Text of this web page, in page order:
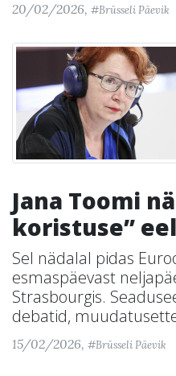
20/02/2026, #Brüsseli Päevik
Jana Toomi
koristuse” eel
Sel nädalal pidas
esmaspäevast
Strasbourgis.
debatid,
15/02/2026, #Brüsseli Päevik